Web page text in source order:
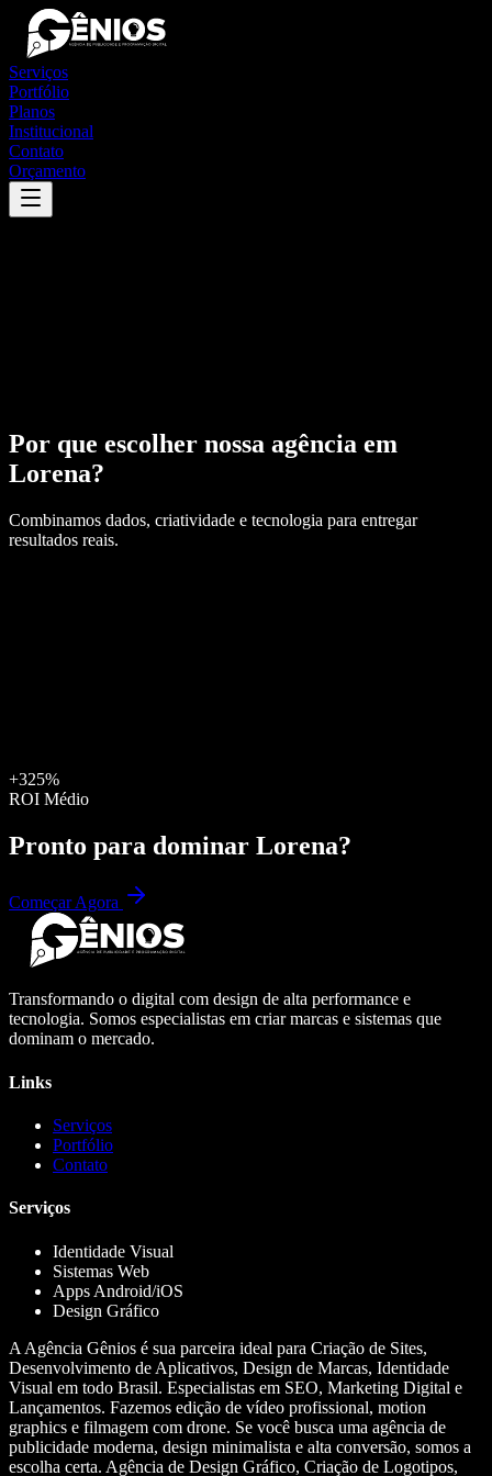
Serviços
Portfólio
Planos
Institucional
Contato
Orçamento
Por que escolher nossa agência em
Lorena?
Combinamos dados, criatividade e tecnologia para entregar
resultados reais.
+325%
ROI Médio
Pronto para dominar Lorena?
Começar Agora
Transformando o digital com design de alta performance e
tecnologia. Somos especialistas em criar marcas e sistemas que
dominam o mercado.
Links
Serviços
Portfólio
Contato
Serviços
Identidade Visual
Sistemas Web
Apps Android/iOS
Design Gráfico
A Agência Gênios é sua parceira ideal para Criação de Sites,
Desenvolvimento de Aplicativos, Design de Marcas, Identidade
Visual em todo Brasil. Especialistas em SEO, Marketing Digital e
Lançamentos. Fazemos edição de vídeo profissional, motion
graphics e filmagem com drone. Se você busca uma agência de
publicidade moderna, design minimalista e alta conversão, somos a
escolha certa. Agência de Design Gráfico, Criação de Logotipos,